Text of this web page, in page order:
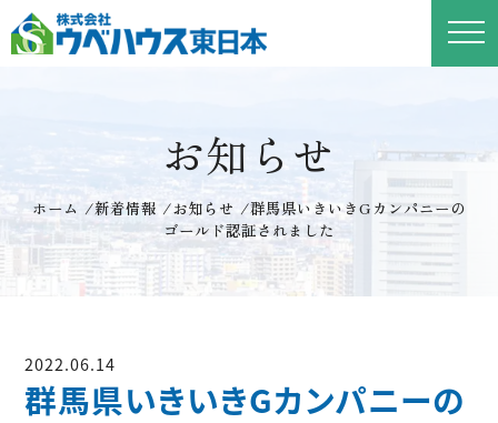
お知らせ
ホーム /新着情報/お知らせ /群馬県いきいきGカンパニーの
ゴールド認証されました
2022.06.14
群馬県いきいきGカンパニーの